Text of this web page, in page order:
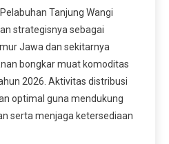
Tanjung Wangi
strategisnya sebagai
Jawa dan sekitarnya
bongkar muat komoditas
2026. Aktivitas distribusi
optimal guna mendukung
serta menjaga ketersediaan